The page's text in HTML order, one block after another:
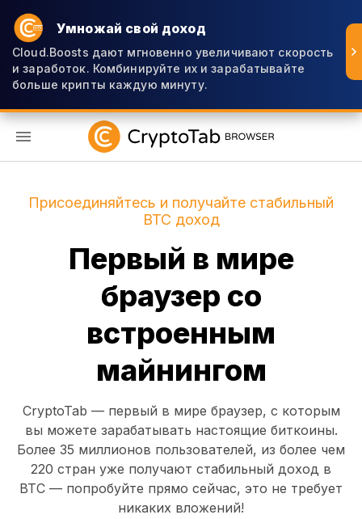
Умножай свой доход
Cloud.Boosts дают мгновенно увеличивают скорость
и заработок. Комбинируйте их и зарабатывайте
больше крипты каждую минуту.
Присоединяйтесь и получайте стабильный
BTC доход
Первый в мире
браузер со
встроенным
майнингом
CryptoTab — первый в мире браузер, с которым
вы можете зарабатывать настоящие биткоины.
Более 35 миллионов пользователей, из более чем
220 стран уже получают стабильный доход в
BTC — попробуйте прямо сейчас, это не требует
никаких вложений!